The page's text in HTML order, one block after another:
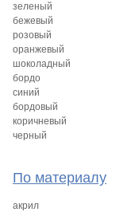
зеленый
бежевый
розовый
оранжевый
шоколадный
бордо
синий
бордовый
коричневый
черный
По материалу
акрил